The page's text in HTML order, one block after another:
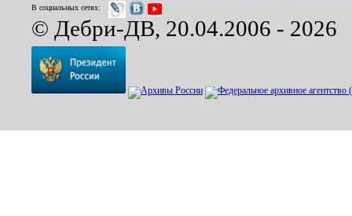
В социальных сетях:
© Дебри-ДВ, 20.04.2006 - 2026